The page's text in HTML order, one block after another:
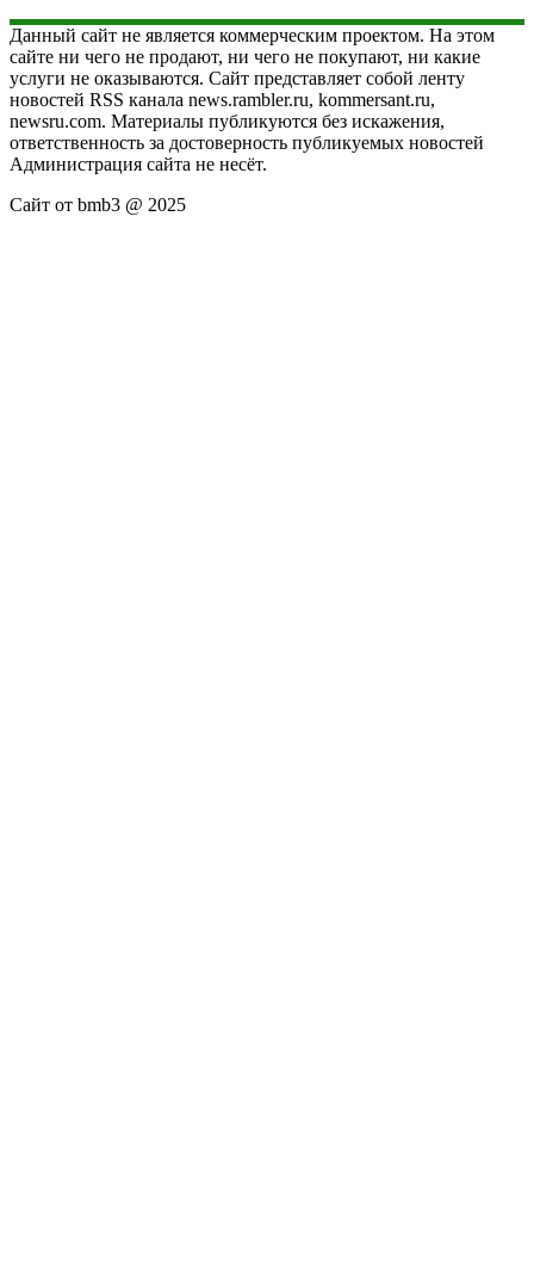
Данный сайт не является коммерческим проектом. На этом
сайте ни чего не продают, ни чего не покупают, ни какие
услуги не оказываются. Сайт представляет собой ленту
новостей RSS канала news.rambler.ru, kommersant.ru,
newsru.com. Материалы публикуются без искажения,
ответственность за достоверность публикуемых новостей
Администрация сайта не несёт.
Сайт от bmb3 @ 2025